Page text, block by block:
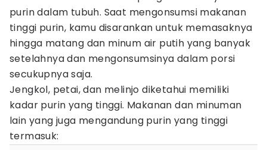
purin dalam tubuh. Saat mengonsumsi makanan
tinggi purin, kamu disarankan untuk memasaknya
hingga matang dan minum air putih yang banyak
setelahnya dan mengonsumsinya dalam porsi
secukupnya saja.
Jengkol, petai, dan melinjo diketahui memiliki
kadar purin yang tinggi. Makanan dan minuman
lain yang juga mengandung purin yang tinggi
termasuk: